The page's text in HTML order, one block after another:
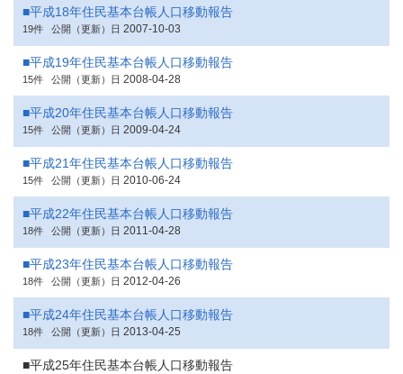
■平成18年住民基本台帳人口移動報告
19件 公開（更新）日 2007-10-03
■平成19年住民基本台帳人口移動報告
15件 公開（更新）日 2008-04-28
■平成20年住民基本台帳人口移動報告
15件 公開（更新）日 2009-04-24
■平成21年住民基本台帳人口移動報告
15件 公開（更新）日 2010-06-24
■平成22年住民基本台帳人口移動報告
18件 公開（更新）日 2011-04-28
■平成23年住民基本台帳人口移動報告
18件 公開（更新）日 2012-04-26
■平成24年住民基本台帳人口移動報告
18件 公開（更新）日 2013-04-25
■平成25年住民基本台帳人口移動報告